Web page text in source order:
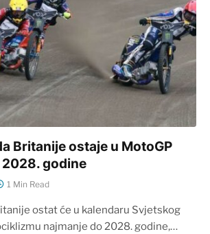
Britanije ostaje u MotoGP
godine
1 Min Read
ostat će u kalendaru Svjetskog
najmanje do 2028. godine,…